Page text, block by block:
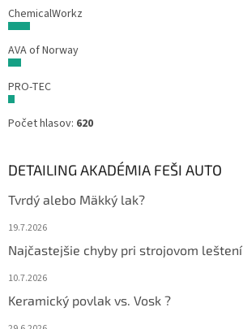
ChemicalWorkz
AVA of Norway
PRO-TEC
Počet hlasov: 620
DETAILING AKADÉMIA FEŠI AUTO
Tvrdý alebo Mäkký lak?
19.7.2026
Najčastejšie chyby pri strojovom leštení
10.7.2026
Keramický povlak vs. Vosk ?